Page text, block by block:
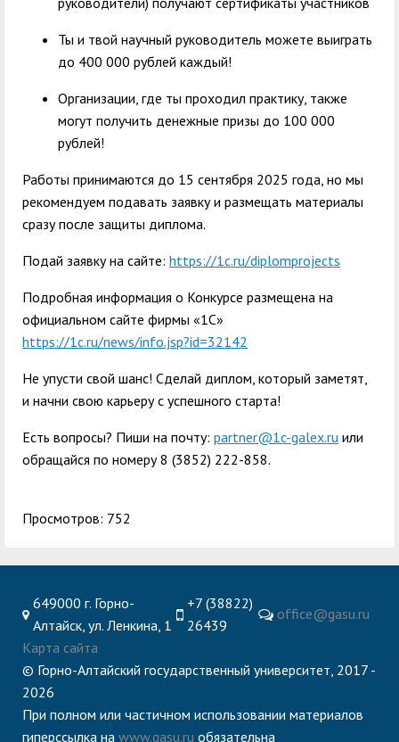
Ты и твой научный руководитель можете выиграть
до 400 000 рублей каждый!
Организации, где ты проходил практику, также
могут получить денежные призы до 100 000
рублей!
Работы принимаются до 15 сентября 2025 года, но мы
рекомендуем подавать заявку и размещать материалы
сразу после защиты диплома.
Подай заявку на сайте: https://1c.ru/diplomprojects
Подробная информация о Конкурсе размещена на
официальном сайте фирмы «1С»
https://1c.ru/news/info.jsp?id=32142
Не упусти свой шанс! Сделай диплом, который заметят,
и начни свою карьеру с успешного старта!
Есть вопросы? Пиши на почту: partner@1c-galex.ru или
обращайся по номеру 8 (3852) 222-858.
Просмотров: 752
649000 г. Горно-
Алтайск, ул. Ленкина, 1
+7 (38822)
26439
office@gasu.ru
Карта сайта
© Горно-Алтайский государственный университет, 2017 -
2026
При полном или частичном использовании материалов
гиперссылка на www.gasu.ru обязательна